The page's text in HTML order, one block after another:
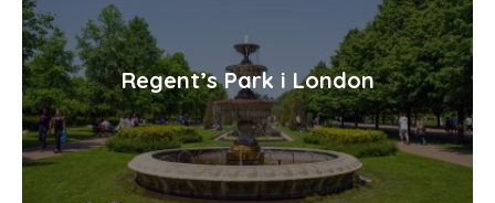
Regent’s Park i London